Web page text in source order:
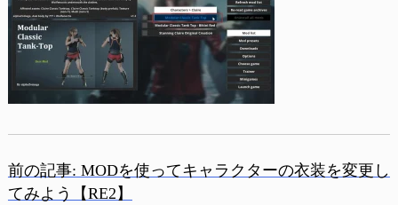
投
前の記事: MODを使ってキャラクターの衣装を変更し
てみよう【RE2】